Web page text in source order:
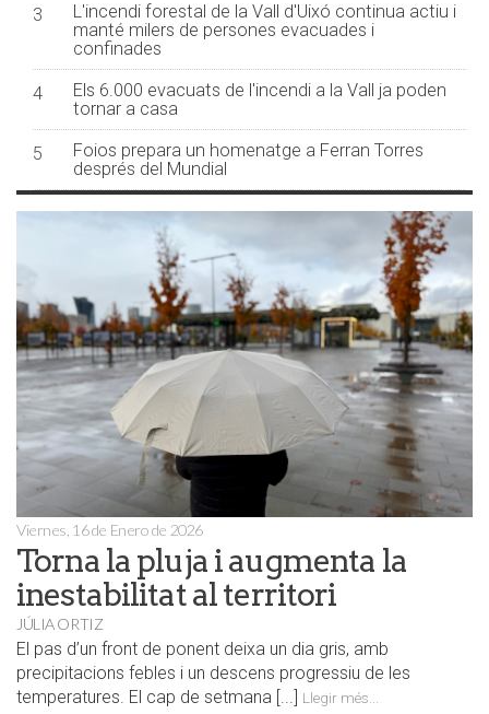
3
L'incendi forestal de la Vall d'Uixó continua actiu i
manté milers de persones evacuades i
confinades
4
Els 6.000 evacuats de l'incendi a la Vall ja poden
tornar a casa
5
Foios prepara un homenatge a Ferran Torres
després del Mundial
Viernes, 16 de Enero de 2026
Torna la pluja i augmenta la
inestabilitat al territori
JÚLIA ORTIZ
El pas d’un front de ponent deixa un dia gris, amb
precipitacions febles i un descens progressiu de les
temperatures. El cap de setmana [...] Llegir més...